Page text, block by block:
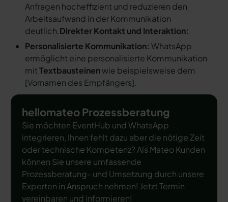
Anfragen hocheffizient und reduzieren den
Arbeitsaufwand in der Kommunikation
deutlich.Direkter Kontakt und Interaktion:
Personalisierte Kommunikation: WhatsApp
ermöglicht eine personalisierte Kommunikation
mitTextbausteinenwie beispielsweise dem
[Vornamen des Empfängers].
hellomateo Prozessberatung
Sie möchten EventHub und WhatsApp
integrieren, Ihnen fehlt dazu aber die nötige Zeit
oder technische Kompetenz? Als Mateo Kunden
können Sie unsere umfassende
Prozessberatung- und Umsetzung durch unsere
Experten in Anspruch nehmen! Jetzt Termin
vereinbaren und informieren!